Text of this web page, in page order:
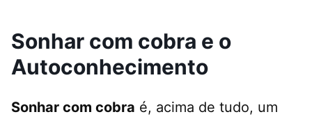
Sonhar com cobra e o
Autoconhecimento
Sonhar com cobra é, acima de tudo, um